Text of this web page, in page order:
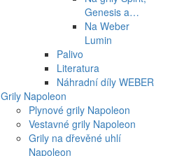
Genesis a…
Na Weber
Lumin
Palivo
Literatura
Náhradní díly WEBER
Grily Napoleon
Plynové grily Napoleon
Vestavné grily Napoleon
Grily na dřevěné uhlí
Napoleon